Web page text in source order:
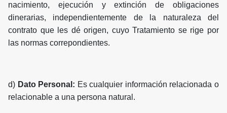
nacimiento, ejecución y extinción de obligaciones
dinerarias, independientemente de la naturaleza del
contrato que les dé origen, cuyo Tratamiento se rige por
las normas correpondientes.
d) Dato Personal: Es cualquier información relacionada o
relacionable a una persona natural.